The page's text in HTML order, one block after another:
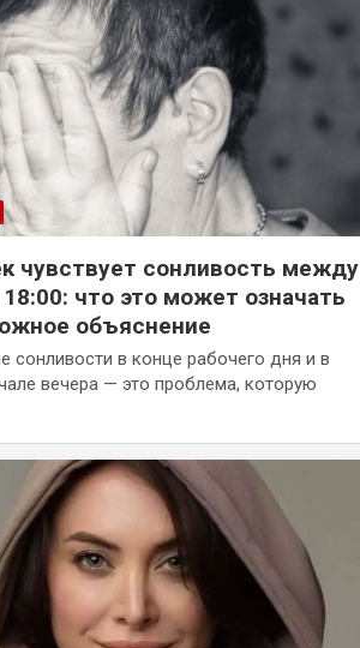
чувствует сонливость между
18:00: что это может означать
объяснение
сонливости в конце рабочего дня и в
вечера — это проблема, которую